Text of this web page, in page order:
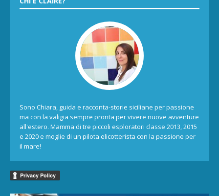
Sono Chiara, guida e racconta-storie siciliane per passione
ma con la valigia sempre pronta per vivere nuove avventure
all'estero. Mamma di tre piccoli esploratori classe 2013, 2015
e 2020 e moglie di un pilota elicotterista con la passione per
il mare!